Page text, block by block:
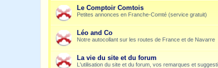
Le Comptoir Comtois
Petites annonces en Franche-Comté (service gratuit)
Léo and Co
Notre autocollant sur les routes de France et de Navarre
La vie du site et du forum
L'utilisation du site et du forum, vos remarques et